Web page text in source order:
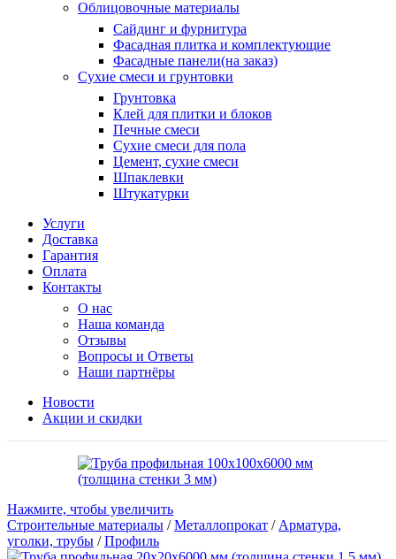
Облицовочные материалы
Сайдинг и фурнитура
Фасадная плитка и комплектующие
Фасадные панели(на заказ)
Сухие смеси и грунтовки
Грунтовка
Клей для плитки и блоков
Печные смеси
Сухие смеси для пола
Цемент, сухие смеси
Шпаклевки
Штукатурки
Услуги
Доставка
Гарантия
Оплата
Контакты
О нас
Наша команда
Отзывы
Вопросы и Ответы
Наши партнёры
Новости
Акции и скидки
Нажмите, чтобы увеличить
Строительные материалы /Металлопрокат / Арматура,
уголки, трубы /Профиль